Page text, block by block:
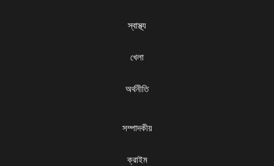
স্বাস্থ্য
খেলা
অর্থনীতি
সম্পাদকীয়
ক্রাইম